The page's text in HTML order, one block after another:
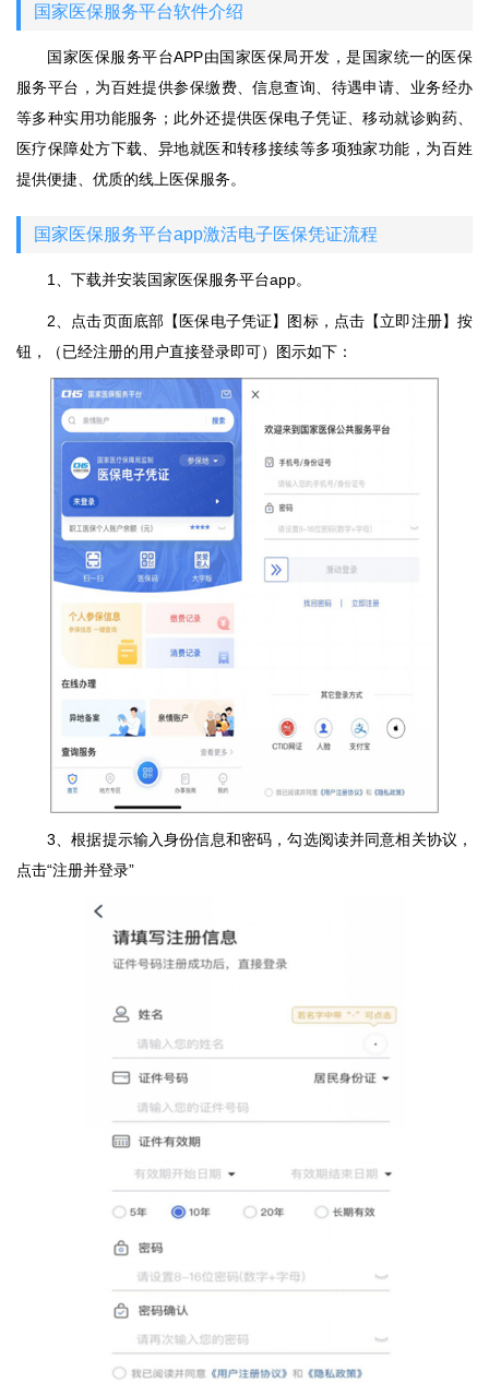
国家医保服务平台软件介绍
国家医保服务平台APP由国家医保局开发，是国家统一的医保
服务平台，为百姓提供参保缴费、信息查询、待遇申请、业务经办
等多种实用功能服务；此外还提供医保电子凭证、移动就诊购药、
医疗保障处方下载、异地就医和转移接续等多项独家功能，为百姓
提供便捷、优质的线上医保服务。
国家医保服务平台app激活电子医保凭证流程
1、下载并安装国家医保服务平台app。
2、点击页面底部【医保电子凭证】图标，点击【立即注册】按
钮，（已经注册的用户直接登录即可）图示如下：
3、根据提示输入身份信息和密码，勾选阅读并同意相关协议，
点击“注册并登录”